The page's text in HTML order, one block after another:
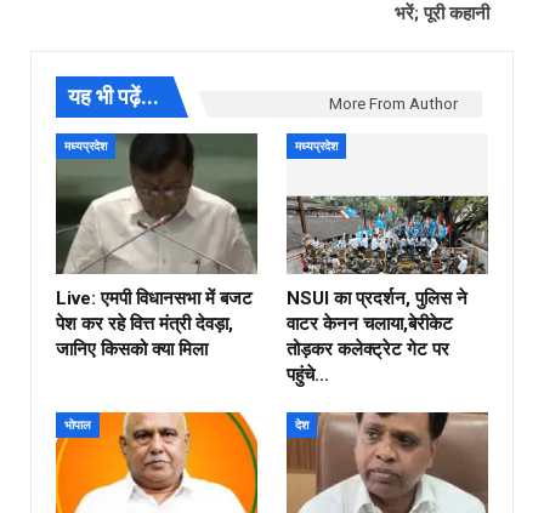
भरें; पूरी कहानी
यह भी पढ़ें... More From Author
मध्यप्रदेश
Live: एमपी विधानसभा में बजट
पेश कर रहे वित्त मंत्री देवड़ा,
जानिए किसको क्या मिला
मध्यप्रदेश
NSUI का प्रदर्शन, पुलिस ने
वाटर केनन चलाया,बेरीकेट
तोड़कर कलेक्ट्रेट गेट पर
पहुंचे…
भोपाल देश